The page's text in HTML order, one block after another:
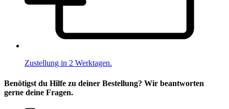
Zustellung in 2 Werktagen.
Benötigst du Hilfe zu deiner Bestellung? Wir beantworten
gerne deine Fragen.